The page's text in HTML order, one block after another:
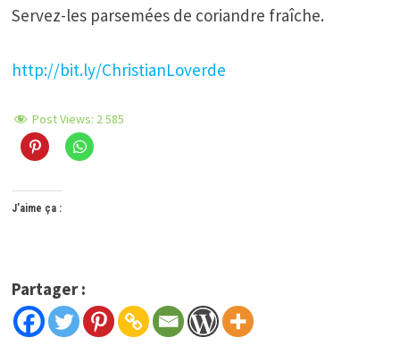
Servez-les parsemées de coriandre fraîche.
http://bit.ly/ChristianLoverde
Post Views: 2 585
J’aime ça :
Partager :